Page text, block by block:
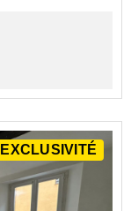
EXCLUSIVITÉ